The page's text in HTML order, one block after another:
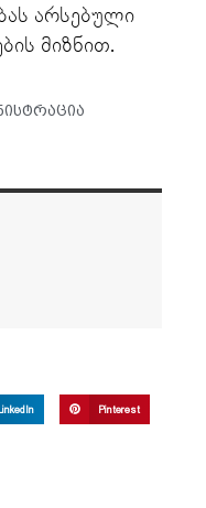
არსებული
მიზნით.
Pinterest